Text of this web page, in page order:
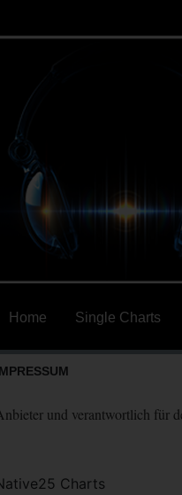
Home Single Charts
und verantwortlich für
Charts